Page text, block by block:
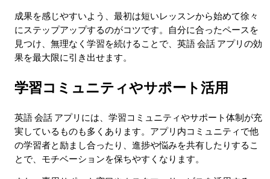
成果を感じやすいよう、最初は短いレッスンから始めて徐々
にステップアップするのがコツです。自分に合ったペースを
見つけ、無理なく学習を続けることで、英語 会話 アプリの効
果を最大限に引き出せます。
学習コミュニティやサポート活用
英語 会話 アプリには、学習コミュニティやサポート体制が充
実しているものも多くあります。アプリ内コミュニティで他
の学習者と励まし合ったり、進捗や悩みを共有したりするこ
とで、モチベーションを保ちやすくなります。